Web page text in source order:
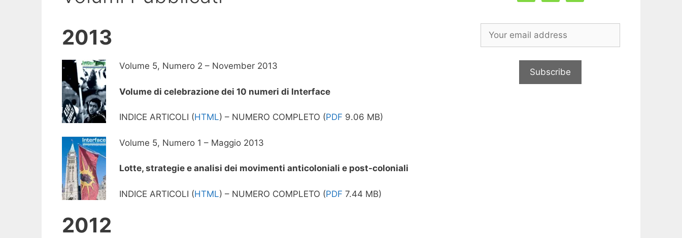
2013
Volume 5, Numero 2 – November 2013
Volume di celebrazione dei 10 numeri di Interface
INDICE ARTICOLI (HTML) – NUMERO COMPLETO (PDF 9.06 MB)
Volume 5, Numero 1 – Maggio 2013
Lotte, strategie e analisi dei movimenti anticoloniali e post-coloniali
INDICE ARTICOLI (HTML) – NUMERO COMPLETO (PDF 7.44 MB)
2012